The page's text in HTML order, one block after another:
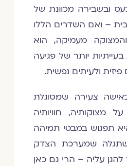
ובשבירה מכוונת של
– ואם השדרים הללו
מעמיקה, הוא
יותר של פגיעה
ולעיתים נפשית.
צעירה שמסוגלת
מצוקותיה, חוויותיה
תפגוש במבטי תמיהה
שתגלה שמערכת הצדק
עליה – הרי גם כאן